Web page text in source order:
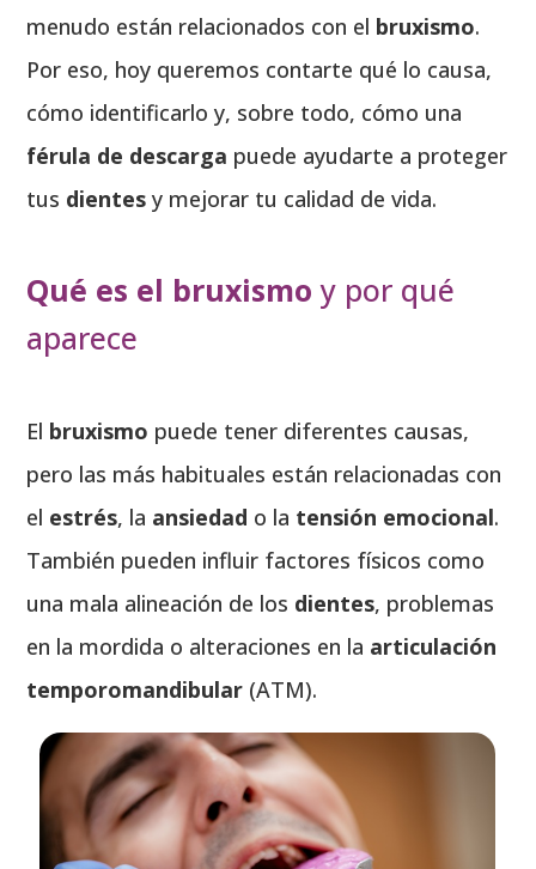
menudo están relacionados con el bruxismo.
Por eso, hoy queremos contarte qué lo causa,
cómo identificarlo y, sobre todo, cómo una
férula de descarga puede ayudarte a proteger
tus dientes y mejorar tu calidad de vida.
Qué es el bruxismo y por qué
aparece
El bruxismo puede tener diferentes causas,
pero las más habituales están relacionadas con
el estrés, la ansiedad o la tensión emocional.
También pueden influir factores físicos como
una mala alineación de los dientes, problemas
en la mordida o alteraciones en la articulación
temporomandibular (ATM).